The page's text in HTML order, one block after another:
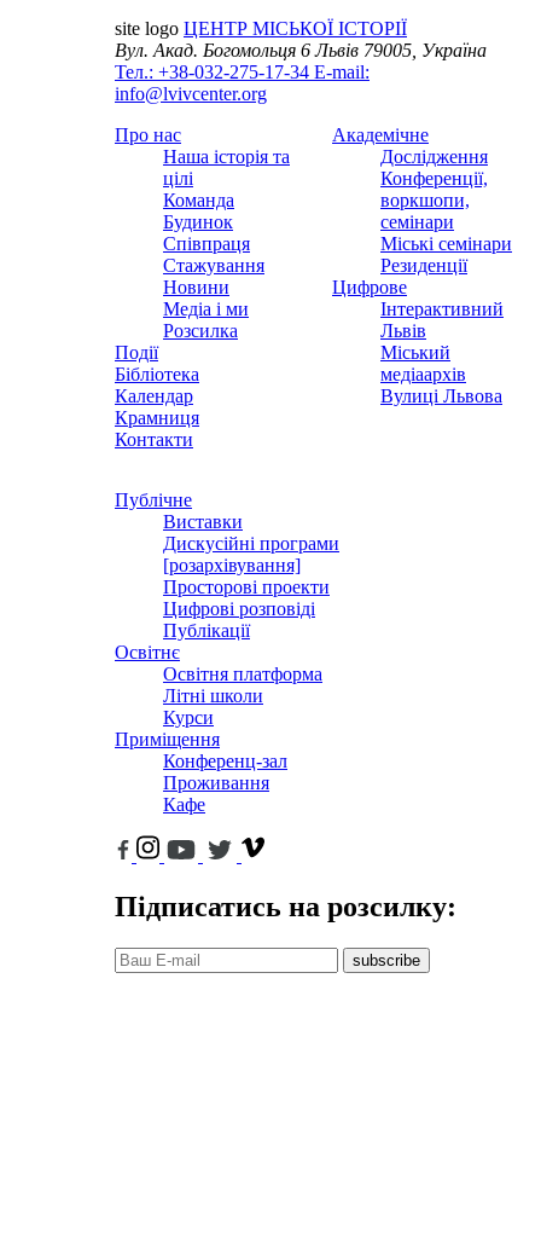
site logo ЦЕНТР МІСЬКОЇ ІСТОРІЇ
Вул. Акад. Богомольця 6Львів 79005, Україна
Тел.: +38-032-275-17-34 E-mail:
info@lvivcenter.org
Про нас
Наша історія та
цілі
Команда
Будинок
Співпраця
Стажування
Новини
Медіа і ми
Розсилка
Події
Бібліотека
Календар
Крамниця
Контакти
Академічне
Дослідження
Конференції,
воркшопи,
семінари
Міські семінари
Резиденції
Цифрове
Інтерактивний
Львів
Міський
медіаархів
Вулиці Львова
Публічне
Виставки
Дискусійні програми
[розархівування]
Просторові проекти
Цифрові розповіді
Публікації
Освітнє
Освітня платформа
Літні школи
Курси
Приміщення
Конференц-зал
Проживання
Кафе
Підписатись на розсилку:
subscribe